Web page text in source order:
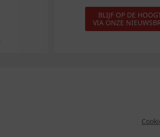
BLIJF OP DE
VIA ONZE